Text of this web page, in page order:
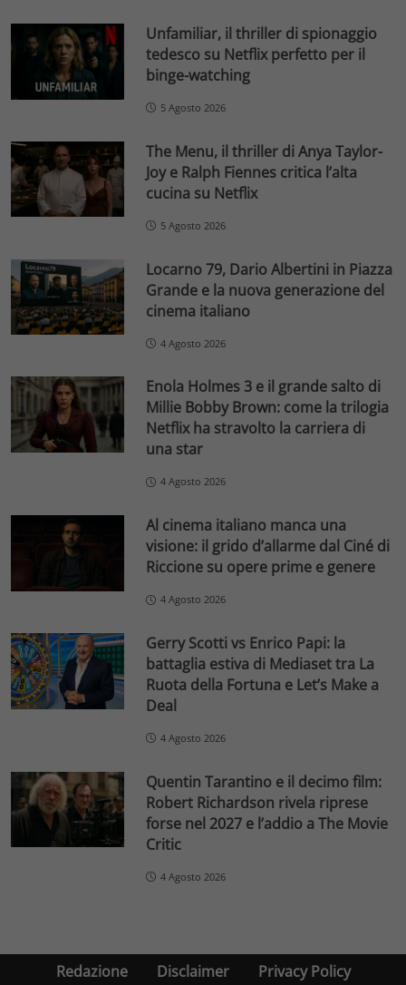
Unfamiliar, il thriller di spionaggio
tedesco su Netflix perfetto per il
binge-watching
5 Agosto 2026
The Menu, il thriller di Anya Taylor-
Joy e Ralph Fiennes critica l’alta
cucina su Netflix
5 Agosto 2026
Locarno 79, Dario Albertini in Piazza
Grande e la nuova generazione del
cinema italiano
4 Agosto 2026
Enola Holmes 3 e il grande salto di
Millie Bobby Brown: come la trilogia
Netflix ha stravolto la carriera di
una star
4 Agosto 2026
Al cinema italiano manca una
visione: il grido d’allarme dal Ciné di
Riccione su opere prime e genere
4 Agosto 2026
Gerry Scotti vs Enrico Papi: la
battaglia estiva di Mediaset tra La
Ruota della Fortuna e Let’s Make a
Deal
4 Agosto 2026
Quentin Tarantino e il decimo film:
Robert Richardson rivela riprese
forse nel 2027 e l’addio a The Movie
Critic
4 Agosto 2026
Redazione Disclaimer Privacy Policy